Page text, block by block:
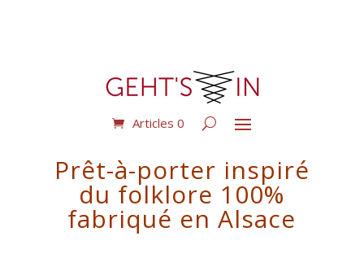
Articles 0
Prêt-à-porter inspiré
du folklore 100%
fabriqué en Alsace